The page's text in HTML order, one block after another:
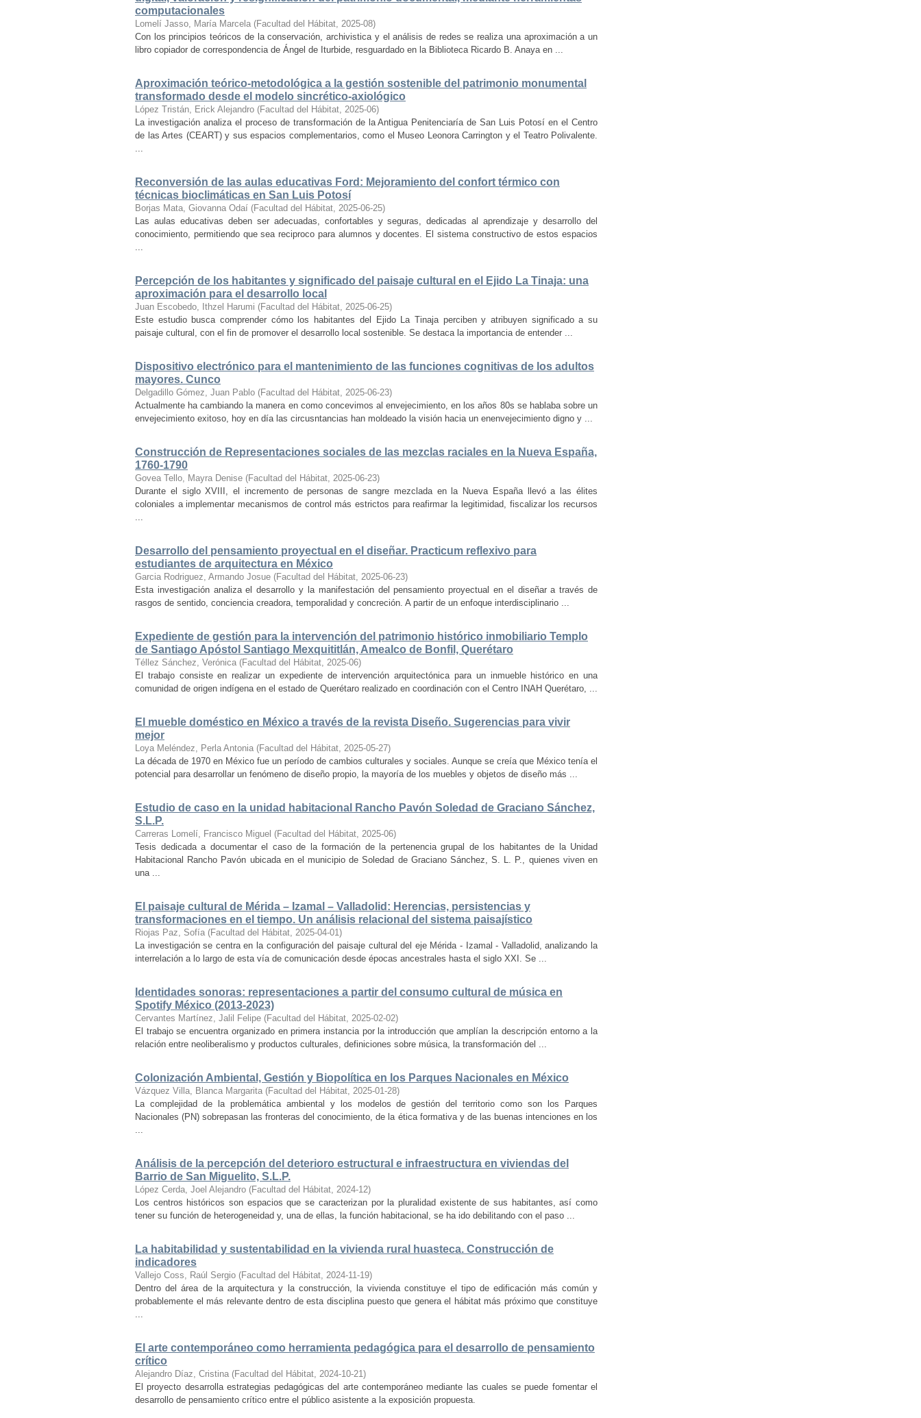
computacionales
Lomelí Jasso, María Marcela (Facultad del Hábitat, 2025-08)
Con los principios teóricos de la conservación, archivistica y el análisis de redes se realiza una aproximación a un
libro copiador de correspondencia de Ángel de Iturbide, resguardado en la Biblioteca Ricardo B. Anaya en ...
Aproximación teórico-metodológica a la gestión sostenible del patrimonio monumental
transformado desde el modelo sincrético-axiológico
López Tristán, Erick Alejandro (Facultad del Hábitat, 2025-06)
La investigación analiza el proceso de transformación de la Antigua Penitenciaría de San Luis Potosí en el Centro
de las Artes (CEART) y sus espacios complementarios, como el Museo Leonora Carrington y el Teatro Polivalente.
...
Reconversión de las aulas educativas Ford: Mejoramiento del confort térmico con
técnicas bioclimáticas en San Luis Potosí
Borjas Mata, Giovanna Odaí (Facultad del Hábitat, 2025-06-25)
Las aulas educativas deben ser adecuadas, confortables y seguras, dedicadas al aprendizaje y desarrollo del
conocimiento, permitiendo que sea reciproco para alumnos y docentes. El sistema constructivo de estos espacios
...
Percepción de los habitantes y significado del paisaje cultural en el Ejido La Tinaja: una
aproximación para el desarrollo local
Juan Escobedo, Ithzel Harumi (Facultad del Hábitat, 2025-06-25)
Este estudio busca comprender cómo los habitantes del Ejido La Tinaja perciben y atribuyen significado a su
paisaje cultural, con el fin de promover el desarrollo local sostenible. Se destaca la importancia de entender ...
Dispositivo electrónico para el mantenimiento de las funciones cognitivas de los adultos
mayores. Cunco
Delgadillo Gómez, Juan Pablo (Facultad del Hábitat, 2025-06-23)
Actualmente ha cambiando la manera en como concevimos al envejecimiento, en los años 80s se hablaba sobre un
envejecimiento exitoso, hoy en día las circusntancias han moldeado la visión hacia un enenvejecimiento digno y ...
Construcción de Representaciones sociales de las mezclas raciales en la Nueva España,
1760-1790
Govea Tello, Mayra Denise (Facultad del Hábitat, 2025-06-23)
Durante el siglo XVIII, el incremento de personas de sangre mezclada en la Nueva España llevó a las élites
coloniales a implementar mecanismos de control más estrictos para reafirmar la legitimidad, fiscalizar los recursos
...
Desarrollo del pensamiento proyectual en el diseñar. Practicum reflexivo para
estudiantes de arquitectura en México
Garcia Rodriguez, Armando Josue (Facultad del Hábitat, 2025-06-23)
Esta investigación analiza el desarrollo y la manifestación del pensamiento proyectual en el diseñar a través de
rasgos de sentido, conciencia creadora, temporalidad y concreción. A partir de un enfoque interdisciplinario ...
Expediente de gestión para la intervención del patrimonio histórico inmobiliario Templo
de Santiago Apóstol Santiago Mexquititlán, Amealco de Bonfil, Querétaro
Téllez Sánchez, Verónica (Facultad del Hábitat, 2025-06)
El trabajo consiste en realizar un expediente de intervención arquitectónica para un inmueble histórico en una
comunidad de origen indígena en el estado de Querétaro realizado en coordinación con el Centro INAH Querétaro, ...
El mueble doméstico en México a través de la revista Diseño. Sugerencias para vivir
mejor
Loya Meléndez, Perla Antonia (Facultad del Hábitat, 2025-05-27)
La década de 1970 en México fue un período de cambios culturales y sociales. Aunque se creía que México tenía el
potencial para desarrollar un fenómeno de diseño propio, la mayoría de los muebles y objetos de diseño más ...
Estudio de caso en la unidad habitacional Rancho Pavón Soledad de Graciano Sánchez,
S.L.P.
Carreras Lomelí, Francisco Miguel (Facultad del Hábitat, 2025-06)
Tesis dedicada a documentar el caso de la formación de la pertenencia grupal de los habitantes de la Unidad
Habitacional Rancho Pavón ubicada en el municipio de Soledad de Graciano Sánchez, S. L. P., quienes viven en
una ...
El paisaje cultural de Mérida – Izamal – Valladolid: Herencias, persistencias y
transformaciones en el tiempo. Un análisis relacional del sistema paisajístico
Riojas Paz, Sofía (Facultad del Hábitat, 2025-04-01)
La investigación se centra en la configuración del paisaje cultural del eje Mérida - Izamal - Valladolid, analizando la
interrelación a lo largo de esta vía de comunicación desde épocas ancestrales hasta el siglo XXI. Se ...
Identidades sonoras: representaciones a partir del consumo cultural de música en
Spotify México (2013-2023)
Cervantes Martínez, Jalil Felipe (Facultad del Hábitat, 2025-02-02)
El trabajo se encuentra organizado en primera instancia por la introducción que amplían la descripción entorno a la
relación entre neoliberalismo y productos culturales, definiciones sobre música, la transformación del ...
Colonización Ambiental, Gestión y Biopolítica en los Parques Nacionales en México
Vázquez Villa, Blanca Margarita (Facultad del Hábitat, 2025-01-28)
La complejidad de la problemática ambiental y los modelos de gestión del territorio como son los Parques
Nacionales (PN) sobrepasan las fronteras del conocimiento, de la ética formativa y de las buenas intenciones en los
...
Análisis de la percepción del deterioro estructural e infraestructura en viviendas del
Barrio de San Miguelito, S.L.P.
López Cerda, Joel Alejandro (Facultad del Hábitat, 2024-12)
Los centros históricos son espacios que se caracterizan por la pluralidad existente de sus habitantes, así como
tener su función de heterogeneidad y, una de ellas, la función habitacional, se ha ido debilitando con el paso ...
La habitabilidad y sustentabilidad en la vivienda rural huasteca. Construcción de
indicadores
Vallejo Coss, Raúl Sergio (Facultad del Hábitat, 2024-11-19)
Dentro del área de la arquitectura y la construcción, la vivienda constituye el tipo de edificación más común y
probablemente el más relevante dentro de esta disciplina puesto que genera el hábitat más próximo que constituye
...
El arte contemporáneo como herramienta pedagógica para el desarrollo de pensamiento
crítico
Alejandro Díaz, Cristina (Facultad del Hábitat, 2024-10-21)
El proyecto desarrolla estrategias pedagógicas del arte contemporáneo mediante las cuales se puede fomentar el
desarrollo de pensamiento crítico entre el público asistente a la exposición propuesta.